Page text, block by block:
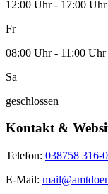
12:00 Uhr - 17:00 Uhr
Fr
08:00 Uhr - 11:00 Uhr
Sa
geschlossen
Kontakt &
Telefon: 038758 316-0
E-Mail: